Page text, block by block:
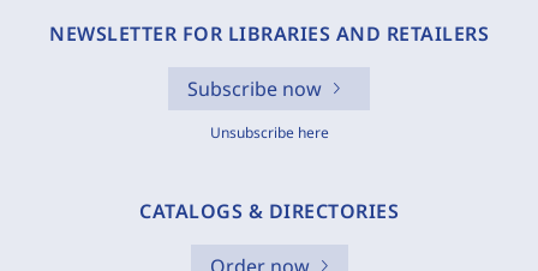
NEWSLETTER FOR LIBRARIES AND RETAILERS
Subscribe now
Unsubscribe here
CATALOGS & DIRECTORIES